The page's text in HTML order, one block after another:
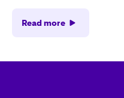
Read more